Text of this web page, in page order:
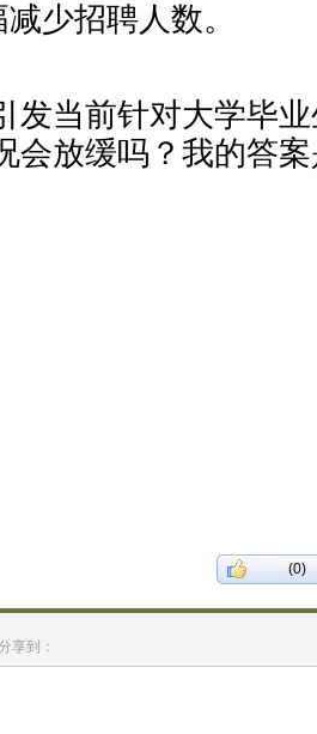
少招聘人数。
发当前针对大学毕
会放缓吗？我的答
(0)
享到：